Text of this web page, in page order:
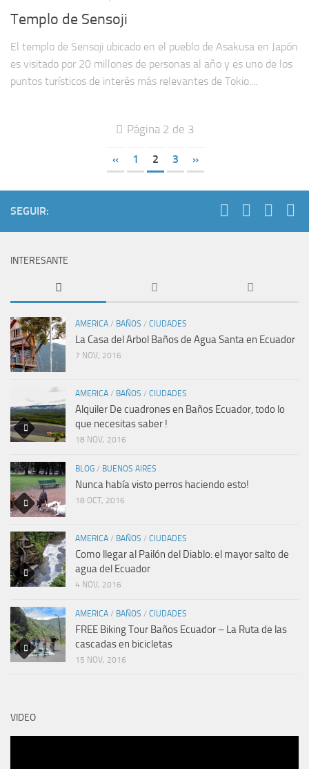
Templo de Sensoji
El templo de Sensoji ubicado en el pueblo de Asakusa en Japón
es visitado por 20 millones de personas al año y es uno de los
puntos turísticos de interés más relevantes de Tokio....
Página 2 de 3
« 1 2 3 »
SEGUIR:
INTERESANTE
AMERICA / BAÑOS / CIUDADES
La Casa del Arbol Baños de Agua Santa en Ecuador
7 NOV, 2016
AMERICA / BAÑOS / CIUDADES
Alquiler De cuadrones en Baños Ecuador, todo lo
que necesitas saber !
18 NOV, 2016
BLOG / BUENOS AIRES
Nunca había visto perros haciendo esto!
18 OCT, 2016
AMERICA / BAÑOS / CIUDADES
Como llegar al Pailón del Diablo: el mayor salto de
agua del Ecuador
4 NOV, 2016
AMERICA / BAÑOS / CIUDADES
FREE Biking Tour Baños Ecuador – La Ruta de las
cascadas en bicicletas
15 NOV, 2016
VIDEO